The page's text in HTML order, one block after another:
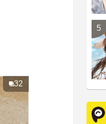
32